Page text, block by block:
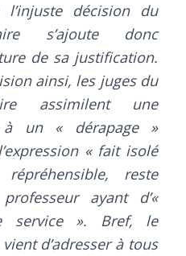
décision du
s’ajoute donc
de sa justification.
ainsi, les juges du
assimilent une
à un « dérapage »
« fait isolé
reste
ayant d’«
service ». Bref, le
d’adresser à tous